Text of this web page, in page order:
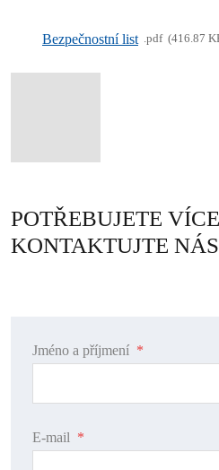
Bezpečnostní list pdf 416.87
POTŘEBUJETE
KONTAKTUJTE
Jméno a příjmení *
E-mail *